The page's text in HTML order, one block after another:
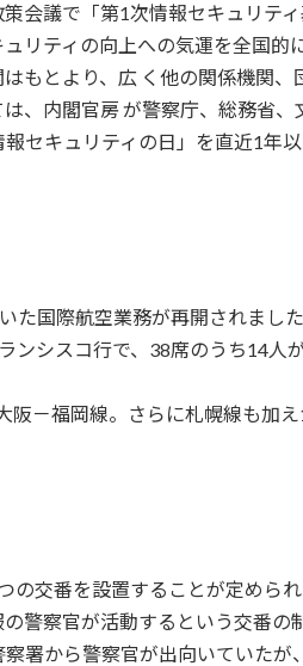
会議で「第1次情報セキュリテ
リティの向上への気運を全国
もとより、広 く他の関係機関
、内閣官房 が警察庁、総務省
セキュリティの日」を直近1年
国際航空業務が再開されました
ンシスコ行で、38席のうち14
－福岡線。さらに札幌線も加
交番を設置することが定められ
警察官が活動するという交番
署から警察官が出向いていた